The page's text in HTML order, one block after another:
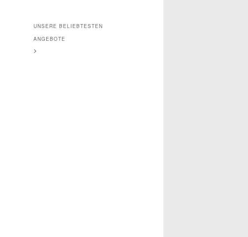
UNSERE BELIEBTESTEN
ANGEBOTE
>